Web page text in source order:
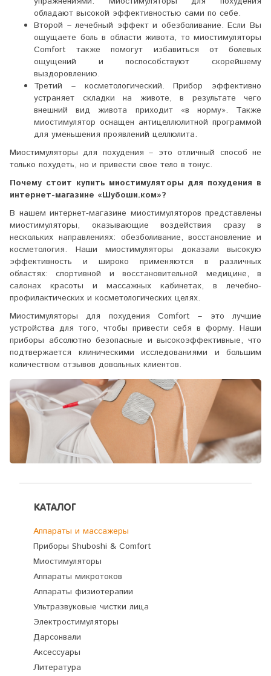
обладают высокой эффективностью сами по себе.
Второй – лечебный эффект и обезболивание. Если Вы
ощущаете боль в области живота, то миостимуляторы
Comfort также помогут избавиться от болевых
ощущений и поспособствуют скорейшему
выздоровлению.
Третий – косметологический. Прибор эффективно
устраняет складки на животе, в результате чего
внешний вид живота приходит «в норму». Также
миостимулятор оснащен антицеллюлитной программой
для уменьшения проявлений целлюлита.
Миостимуляторы для похудения – это отличный способ не
только похудеть, но и привести свое тело в тонус.
Почему стоит купить миостимуляторы для похудения в
интернет-магазине «Шубоши.ком»?
В нашем интернет-магазине миостимуляторов представлены
миостимуляторы, оказывающие воздействия сразу в
нескольких направлениях: обезболивание, восстановление и
косметология. Наши миостимуляторы доказали высокую
эффективность и широко применяются в различных
областях: спортивной и восстановительной медицине, в
салонах красоты и массажных кабинетах, в лечебно-
профилактических и косметологических целях.
Миостимуляторы для похудения Comfort – это лучшие
устройства для того, чтобы привести себя в форму. Наши
приборы абсолютно безопасные и высокоэффективные, что
подтвержается клиническими исследованиями и большим
количеством отзывов довольных клиентов.
КАТАЛОГ
Аппараты и массажеры
Приборы Shuboshi & Comfort
Миостимуляторы
Аппараты микротоков
Аппараты физиотерапии
Ультразвуковые чистки лица
Электростимуляторы
Дарсонвали
Аксессуары
Литература